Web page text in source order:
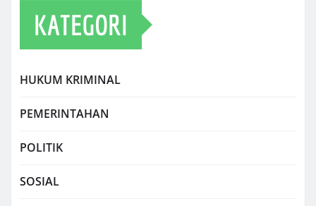
KATEGORI
HUKUM KRIMINAL
PEMERINTAHAN
POLITIK
SOSIAL